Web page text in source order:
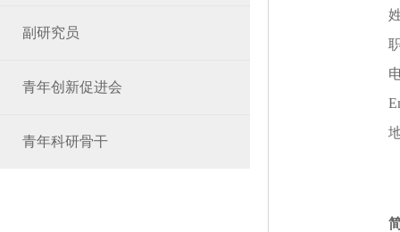
副研究员
青年创新促进会
青年科研骨干